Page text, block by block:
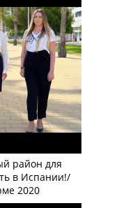
район для
в Испании!/
2020